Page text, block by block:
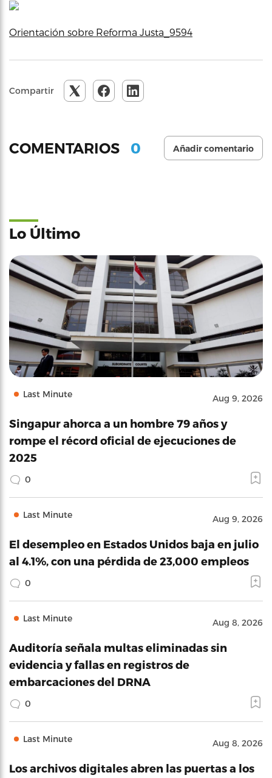
Orientación sobre Reforma Justa_9594
Compartir
COMENTARIOS 0 Añadir comentario
Lo Último
Last Minute Aug 9, 2026
Singapur ahorca a un hombre 79 años y
rompe el récord oficial de ejecuciones de
2025
0
Last Minute Aug 9, 2026
El desempleo en Estados Unidos baja en julio
al 4.1%, con una pérdida de 23,000 empleos
0
Last Minute Aug 8, 2026
Auditoría señala multas eliminadas sin
evidencia y fallas en registros de
embarcaciones del DRNA
0
Last Minute Aug 8, 2026
Los archivos digitales abren las puertas a los